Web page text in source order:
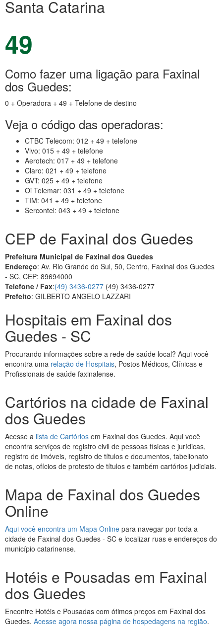
Santa Catarina
49
Como fazer uma ligação para Faxinal
dos Guedes:
0 + Operadora + 49 + Telefone de destino
Veja o código das operadoras:
CTBC Telecom: 012 + 49 + telefone
Vivo: 015 + 49 + telefone
Aerotech: 017 + 49 + telefone
Claro: 021 + 49 + telefone
GVT: 025 + 49 + telefone
Oi Telemar: 031 + 49 + telefone
TIM: 041 + 49 + telefone
Sercontel: 043 + 49 + telefone
CEP de Faxinal dos Guedes
Prefeitura Municipal de Faxinal dos Guedes
Endereço: Av. Rio Grande do Sul, 50, Centro, Faxinal dos Guedes
- SC, CEP: 89694000
Telefone / Fax:(49) 3436-0277 (49) 3436-0277
Prefeito: GILBERTO ANGELO LAZZARI
Hospitais em Faxinal dos
Guedes - SC
Procurando informações sobre a rede de saúde local? Aqui você
encontra uma relação de Hospitais, Postos Médicos, Clínicas e
Profissionais de saúde faxinalense.
Cartórios na cidade de Faxinal
dos Guedes
Acesse a lista de Cartórios em Faxinal dos Guedes. Aqui você
encontra serviços de registro civil de pessoas físicas e jurídicas,
registro de imóveis, registro de títulos e documentos, tabelionato
de notas, ofícios de protesto de títulos e também cartórios judiciais.
Mapa de Faxinal dos Guedes
Online
Aqui você encontra um Mapa Online para navegar por toda a
cidade de Faxinal dos Guedes - SC e localizar ruas e endereços do
município catarinense.
Hotéis e Pousadas em Faxinal
dos Guedes
Encontre Hotéis e Pousadas com ótimos preços em Faxinal dos
Guedes. Acesse agora nossa página de hospedagens na região.